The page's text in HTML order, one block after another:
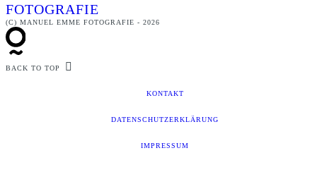
FOTOGRAFIE
(C) MANUEL EMME FOTOGRAFIE - 2026
BACK TO TOP
KONTAKT
DATENSCHUTZERKLÄRUNG
IMPRESSUM